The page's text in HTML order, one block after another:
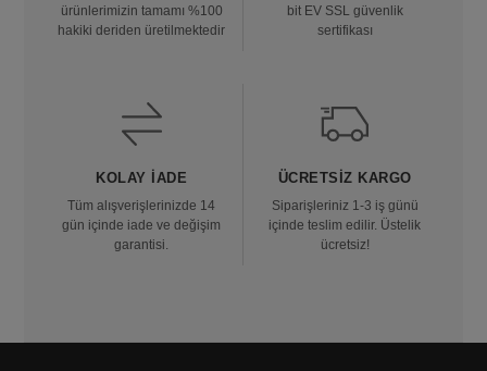
ürünlerimizin tamamı %100
hakiki deriden üretilmektedir
bit EV SSL güvenlik
sertifikası
KOLAY İADE
Tüm alışverişlerinizde 14
gün içinde iade ve değişim
garantisi.
ÜCRETSIZ KARGO
Siparişleriniz 1-3 iş günü
içinde teslim edilir. Üstelik
ücretsiz!